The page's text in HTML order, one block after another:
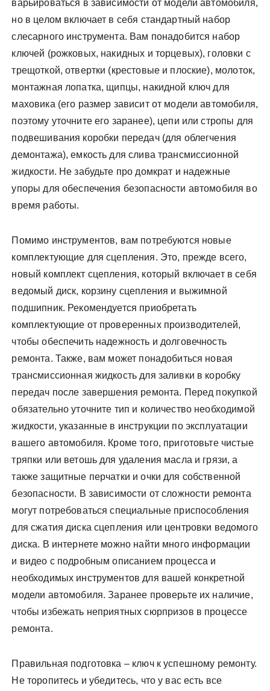
варьироваться в зависимости от модели автомобиля,
но в целом включает в себя стандартный набор
слесарного инструмента. Вам понадобится набор
ключей (рожковых, накидных и торцевых), головки с
трещоткой, отвертки (крестовые и плоские), молоток,
монтажная лопатка, щипцы, накидной ключ для
маховика (его размер зависит от модели автомобиля,
поэтому уточните его заранее), цепи или стропы для
подвешивания коробки передач (для облегчения
демонтажа), емкость для слива трансмиссионной
жидкости. Не забудьте про домкрат и надежные
упоры для обеспечения безопасности автомобиля во
время работы.
Помимо инструментов, вам потребуются новые
комплектующие для сцепления. Это, прежде всего,
новый комплект сцепления, который включает в себя
ведомый диск, корзину сцепления и выжимной
подшипник. Рекомендуется приобретать
комплектующие от проверенных производителей,
чтобы обеспечить надежность и долговечность
ремонта. Также, вам может понадобиться новая
трансмиссионная жидкость для заливки в коробку
передач после завершения ремонта. Перед покупкой
обязательно уточните тип и количество необходимой
жидкости, указанные в инструкции по эксплуатации
вашего автомобиля. Кроме того, приготовьте чистые
тряпки или ветошь для удаления масла и грязи, а
также защитные перчатки и очки для собственной
безопасности. В зависимости от сложности ремонта
могут потребоваться специальные приспособления
для сжатия диска сцепления или центровки ведомого
диска. В интернете можно найти много информации
и видео с подробным описанием процесса и
необходимых инструментов для вашей конкретной
модели автомобиля. Заранее проверьте их наличие,
чтобы избежать неприятных сюрпризов в процессе
ремонта.
Правильная подготовка – ключ к успешному ремонту.
Не торопитесь и убедитесь, что у вас есть все